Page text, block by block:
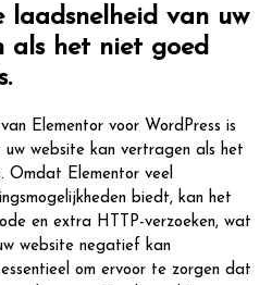
laadsnelheid van uw
als het niet goed
Elementor voor WordPress is
website kan vertragen als het
Omdat Elementor veel
biedt, kan het
en extra HTTP-verzoeken, wat
website negatief kan
om ervoor te zorgen dat